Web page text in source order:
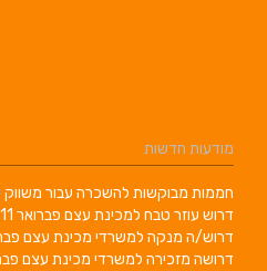
עבור משווק ירקות ופירות ותיקיולי 15, 2026
עצם פברואר 11, 2026
מכינת עצםפברואר 11, 2026
מכינת עצםפברואר 11, 2026